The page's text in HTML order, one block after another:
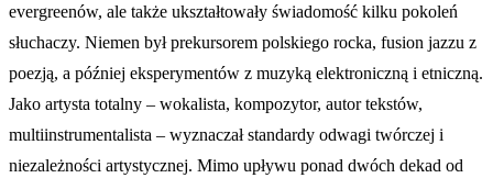
evergreenów, ale także ukształtowały świadomość kilku pokoleń
słuchaczy. Niemen był prekursorem polskiego rocka, fusion jazzu z
poezją, a później eksperymentów z muzyką elektroniczną i etniczną.
Jako artysta totalny – wokalista, kompozytor, autor tekstów,
multiinstrumentalista – wyznaczał standardy odwagi twórczej i
niezależności artystycznej. Mimo upływu ponad dwóch dekad od